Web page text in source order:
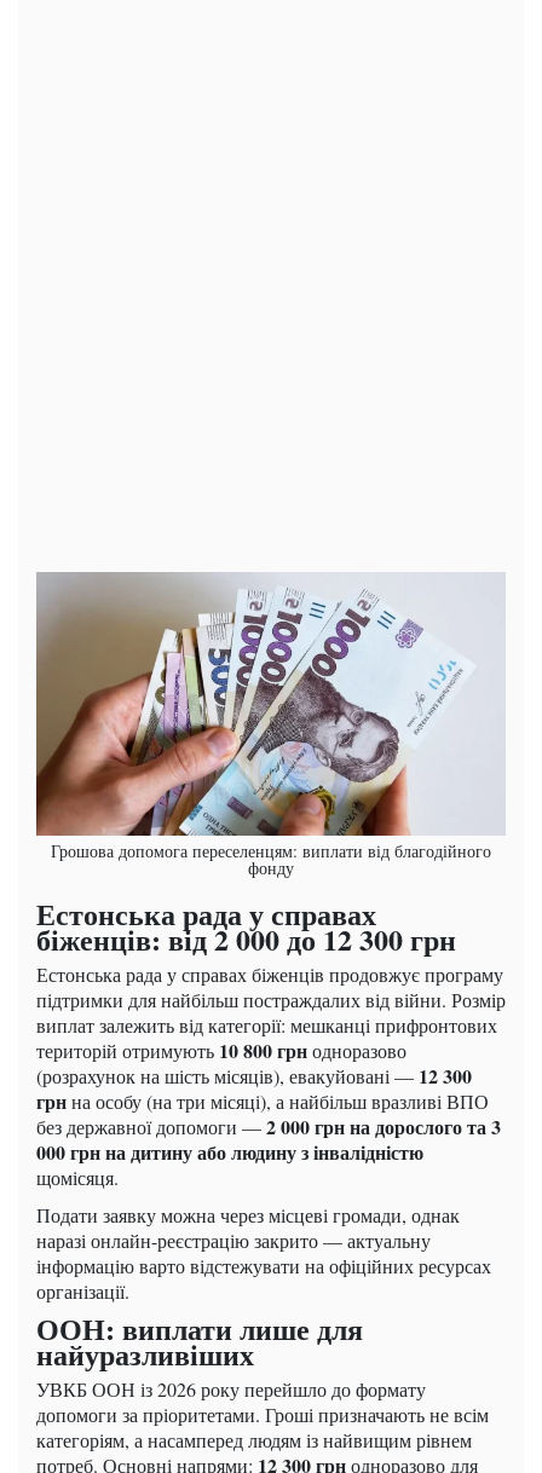
Грошова допомога переселенцям: виплати від благодійного
фонду
Естонська рада у справах
біженців: від 2 000 до 12 300 грн
Естонська рада у справах біженців продовжує програму
підтримки для найбільш постраждалих від війни. Розмір
виплат залежить від категорії: мешканці прифронтових
територій отримують 10 800 грнодноразово
(розрахунок на шість місяців), евакуйовані — 12 300
грнна особу (на три місяці), а найбільш вразливі ВПО
без державної допомоги —2 000 грн на дорослого та 3
000 грн на дитину або людину з інвалідністю
щомісяця.
Подати заявку можна через місцеві громади, однак
наразі онлайн-реєстрацію закрито — актуальну
інформацію варто відстежувати на офіційних ресурсах
організації.
ООН: виплати лише для
найуразливіших
УВКБ ООН із 2026 року перейшло до формату
допомоги за пріоритетами. Гроші призначають не всім
категоріям, а насамперед людям із найвищим рівнем
потреб. Основні напрями: 12 300 грнодноразово для